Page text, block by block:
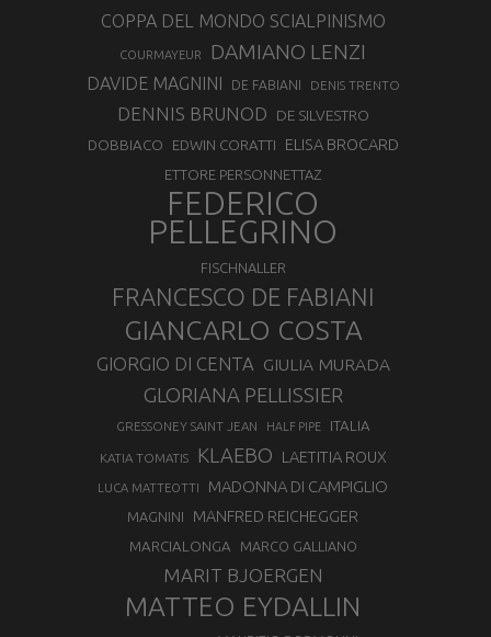
COPPA DEL MONDO SCIALPINISMO
COURMAYEUR DAMIANO LENZI
DAVIDE MAGNINI DE FABIANI DENIS TRENTO
DENNIS BRUNOD DE SILVESTRO
DOBBIACO EDWIN CORATTI ELISA BROCARD
ETTORE PERSONNETTAZ
FEDERICO
PELLEGRINO
FISCHNALLER
FRANCESCO DE FABIANI
GIANCARLO COSTA
GIORGIO DI CENTA GIULIA MURADA
GLORIANA PELLISSIER
GRESSONEY SAINT JEAN HALF PIPE ITALIA
KATIA TOMATIS KLAEBO LAETITIA ROUX
LUCA MATTEOTTI MADONNA DI CAMPIGLIO
MAGNINI MANFRED REICHEGGER
MARCIALONGA MARCO GALLIANO
MARIT BJOERGEN
MATTEO EYDALLIN